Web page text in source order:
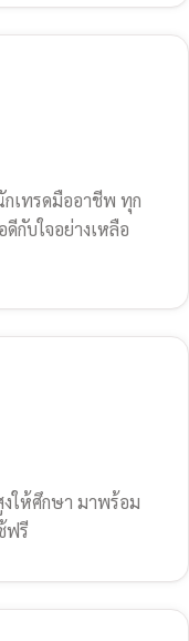
เทรดมืออาชีพ ทุก
กับใจอย่างเหลือ
ให้ศึกษา มาพร้อม
ฟรี